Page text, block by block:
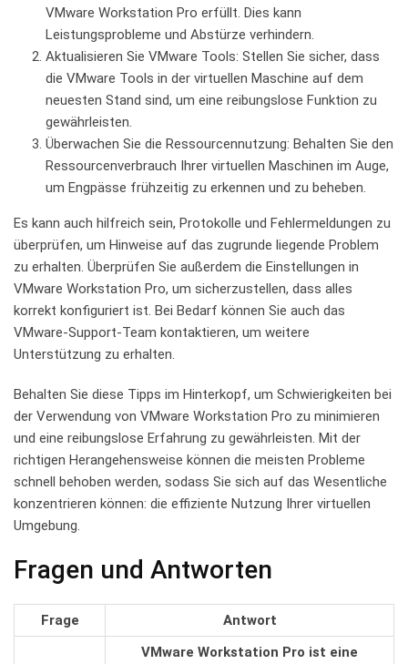
VMware Workstation⁤ Pro ‍erfüllt. Dies kann
Leistungsprobleme und​ Abstürze ‌verhindern.
Aktualisieren Sie VMware Tools:⁣ Stellen Sie sicher, dass‌
die VMware Tools in der⁢ virtuellen Maschine⁣ auf dem
⁤neuesten Stand sind, um eine reibungslose Funktion zu⁤
gewährleisten.
Überwachen Sie ‍die Ressourcennutzung: Behalten Sie ⁣den
Ressourcenverbrauch Ihrer virtuellen Maschinen im Auge,
⁣um⁣ Engpässe frühzeitig zu ‍erkennen‌ und zu beheben.
Es kann auch hilfreich sein, Protokolle und Fehlermeldungen zu
überprüfen, um Hinweise auf das⁢ zugrunde liegende Problem
zu erhalten. Überprüfen Sie außerdem‌ die⁤ Einstellungen in
⁣VMware Workstation Pro, ​um sicherzustellen, dass alles
korrekt konfiguriert⁤ ist. Bei Bedarf können ‌Sie ‌auch das
VMware-Support-Team kontaktieren, um weitere⁢
Unterstützung zu erhalten.
Behalten Sie⁢ diese Tipps im Hinterkopf, um Schwierigkeiten bei
der Verwendung von ‍VMware⁢ Workstation⁢ Pro zu minimieren
und eine reibungslose Erfahrung zu gewährleisten.‍ Mit der
richtigen Herangehensweise können die meisten Probleme
schnell behoben werden, ⁣sodass ⁢Sie sich auf das Wesentliche
konzentrieren⁣ können: die effiziente Nutzung Ihrer virtuellen
Umgebung.
Fragen‌ und Antworten
Frage Antwort
VMware Workstation Pro ist​ eine